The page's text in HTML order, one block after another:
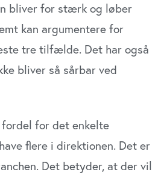
bliver for stærk og løber
kan argumentere for
tre tilfælde. Det har også
bliver så sårbar ved
fordel for det enkelte
flere i direktionen. Det er
Det betyder, at der vil